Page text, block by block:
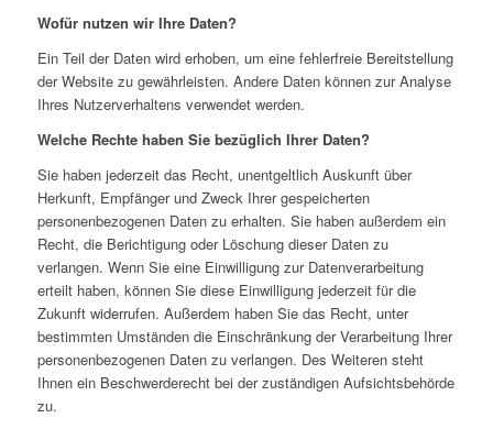
Wofür nutzen wir Ihre Daten?
Ein Teil der Daten wird erhoben, um eine fehlerfreie Bereitstellung
der Website zu gewährleisten. Andere Daten können zur Analyse
Ihres Nutzerverhaltens verwendet werden.
Welche Rechte haben Sie bezüglich Ihrer Daten?
Sie haben jederzeit das Recht, unentgeltlich Auskunft über
Herkunft, Empfänger und Zweck Ihrer gespeicherten
personenbezogenen Daten zu erhalten. Sie haben außerdem ein
Recht, die Berichtigung oder Löschung dieser Daten zu
verlangen. Wenn Sie eine Einwilligung zur Datenverarbeitung
erteilt haben, können Sie diese Einwilligung jederzeit für die
Zukunft widerrufen. Außerdem haben Sie das Recht, unter
bestimmten Umständen die Einschränkung der Verarbeitung Ihrer
personenbezogenen Daten zu verlangen. Des Weiteren steht
Ihnen ein Beschwerderecht bei der zuständigen Aufsichtsbehörde
zu.